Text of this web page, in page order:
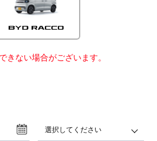
ない場合がございます。
選択してください